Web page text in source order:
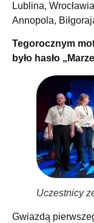
Lublina,
Annopola,
Tegorocznym
było hasło
Uczestnicy
Gwiazdą